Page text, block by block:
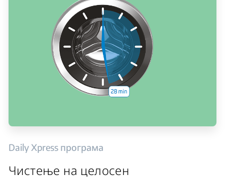
Daily Xpress програма
Чистење на целосен